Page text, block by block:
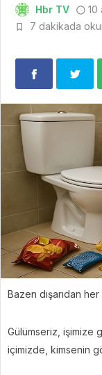
Hbr TV 10
7 dakikada
Bazen dışarıdan
Gülümseriz, işimize
içimizde, kimsenin